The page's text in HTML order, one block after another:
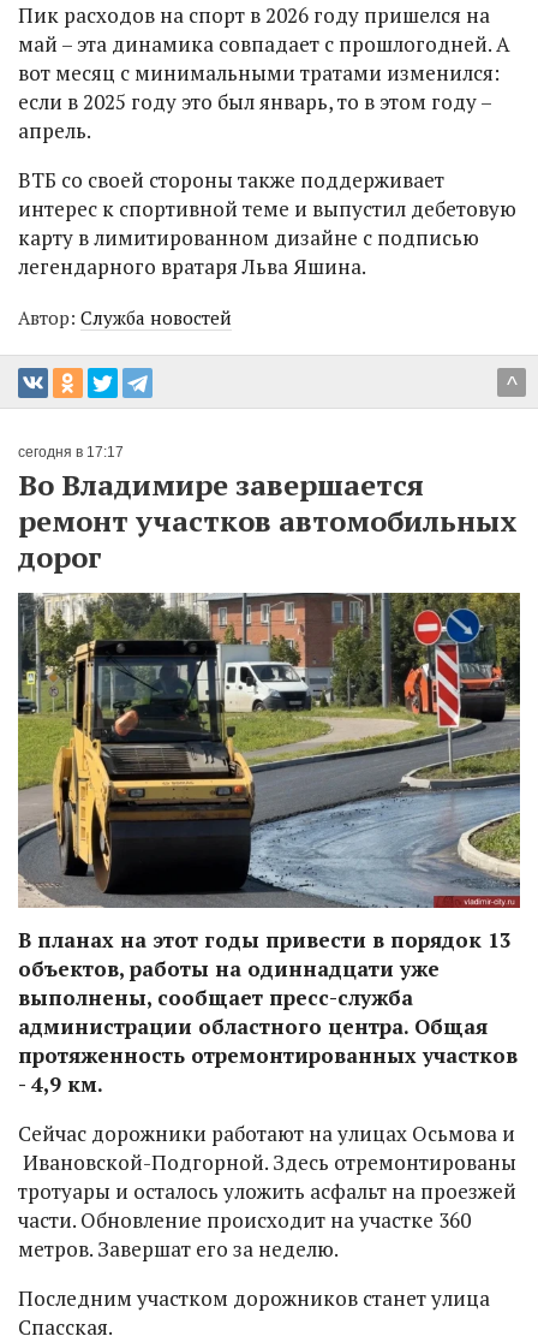
Пик расходов на спорт в 2026 году пришелся на
май – эта динамика совпадает с прошлогодней. А
вот месяц с минимальными тратами изменился:
если в 2025 году это был январь, то в этом году –
апрель.
ВТБ со своей стороны также поддерживает
интерес к спортивной теме и выпустил дебетовую
карту в лимитированном дизайне с подписью
легендарного вратаря Льва Яшина.
Автор: Служба новостей
^
сегодня в 17:17
Во Владимире завершается
ремонт участков автомобильных
дорог
В планах на этот годы привести в порядок 13
объектов, работы на одиннадцати уже
выполнены, сообщает пресс-служба
администрации областного центра. Общая
протяженность отремонтированных участков
- 4,9 км.
Сейчас дорожники работают на улицах Осьмова и
Ивановской-Подгорной. Здесь отремонтированы
тротуары и осталось уложить асфальт на проезжей
части. Обновление происходит на участке 360
метров. Завершат его за неделю.
Последним участком дорожников станет улица
Спасская.